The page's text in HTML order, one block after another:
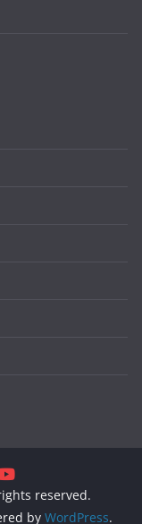
reserved.
by WordPress.